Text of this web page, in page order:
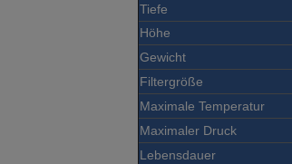
Tiefe
Höhe
Gewicht
Filtergröße
Maximale Temperatur
Maximaler Druck
Lebensdauer